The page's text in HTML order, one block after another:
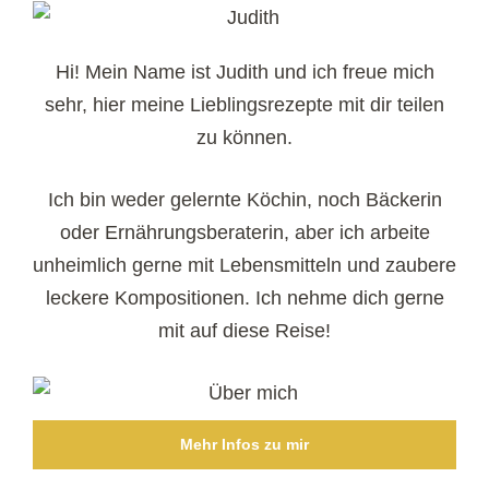
Hi! Mein Name ist Judith und ich freue mich
sehr, hier meine Lieblingsrezepte mit dir teilen
zu können.
Ich bin weder gelernte Köchin, noch Bäckerin
oder Ernährungsberaterin, aber ich arbeite
unheimlich gerne mit Lebensmitteln und zaubere
leckere Kompositionen. Ich nehme dich gerne
mit auf diese Reise!
Mehr Infos zu mir